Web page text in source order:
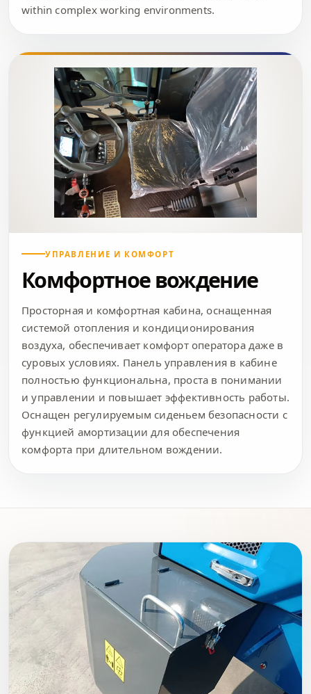
within complex working environments.
УПРАВЛЕНИЕ И КОМФОРТ
Комфортное вождение
Просторная и комфортная кабина, оснащенная
системой отопления и кондиционирования
воздуха, обеспечивает комфорт оператора даже в
суровых условиях. Панель управления в кабине
полностью функциональна, проста в понимании
и управлении и повышает эффективность работы.
Оснащен регулируемым сиденьем безопасности с
функцией амортизации для обеспечения
комфорта при длительном вождении.